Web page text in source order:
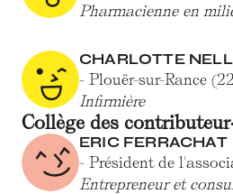
Pharmacienne en
CHARLOTTE
- Plouër-sur-Rance
Infirmière
Collège des
ERIC FERRACHAT
- Président de
Entrepreneur et